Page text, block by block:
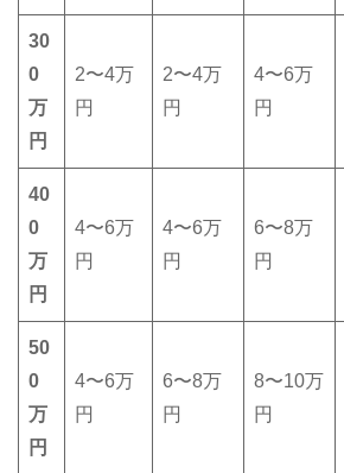
30
0
万
円
2〜4万
円
2〜4万
円
4〜6万
円
40
0
万
円
4〜6万
円
4〜6万
円
6〜8万
円
50
0
万
円
4〜6万
円
6〜8万
円
8〜10万
円